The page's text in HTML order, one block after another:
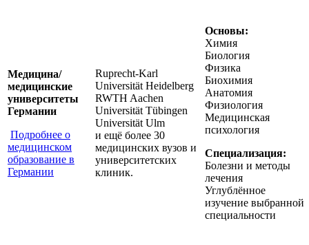
Медицина/
медицинские
университеты
Германии
Подробнее о
медицинском
образование в
Германии
Ruprecht-Karl
Universität Heidelberg
RWTH Aachen
Universität Tübingen
Universität Ulm
и ещё более 30
медицинских вузов и
университетских
клиник.
Основы:
Химия
Биология
Физика
Биохимия
Анатомия
Физиология
Медицинская
психология
Специализация:
Болезни и методы
лечения
Углублённое
изучение выбранной
специальности